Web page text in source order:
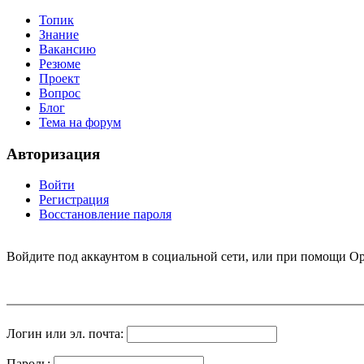
Топик
Знание
Вакансию
Резюме
Проект
Вопрос
Блог
Тема на форум
Авторизация
Войти
Регистрация
Восстановление пароля
Войдите под аккаунтом в социальной сети, или при помощи
Логин или эл. почта: